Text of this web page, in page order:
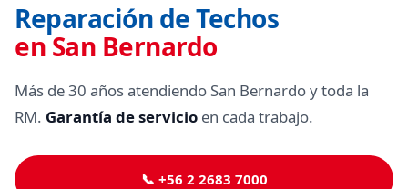
Reparación de Techos
en San Bernardo
Más de 30 años atendiendo San Bernardo y toda la
RM. Garantía de servicio en cada trabajo.
📞 +56 2 2683 7000